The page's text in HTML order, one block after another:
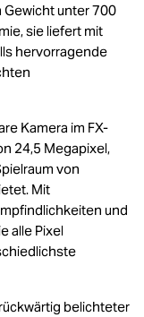
Gewicht unter 700
sie liefert mit
hervorragende
Kamera im FX-
24,5 Megapixel,
von
Mit
und
alle Pixel
belichteter